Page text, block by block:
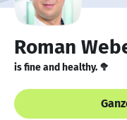
Roman
is fine and healthy. 🥦